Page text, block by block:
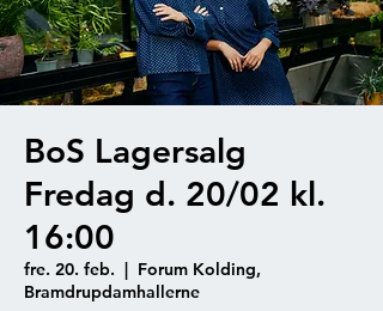
BoS Lagersalg
Fredag d. 20/02 kl.
16:00
fre. 20. feb.
  |
Forum Kolding,
Bramdrupdamhallerne